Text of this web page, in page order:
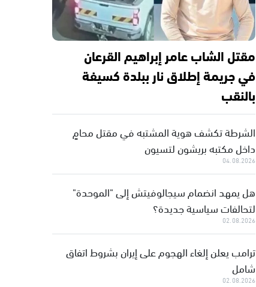
مقتل الشاب عامر إبراهيم القرعان
في جريمة إطلاق نار ببلدة كسيفة
بالنقب
الشرطة تكشف هوية المشتبه في مقتل محامٍ
داخل مكتبه بريشون لتسيون
04.08.2026
هل يمهد انضمام سيجالوفيتش إلى "الموحدة"
لتحالفات سياسية جديدة؟
02.08.2026
ترامب يعلن إلغاء الهجوم على إيران بشروط اتفاق
شامل
02.08.2026